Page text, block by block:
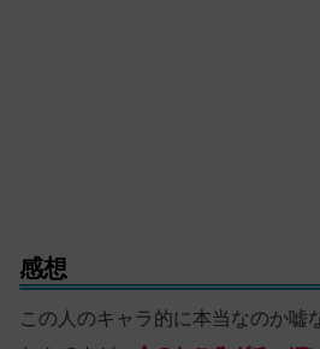
感想
この人のキャラ的に本当なのか嘘